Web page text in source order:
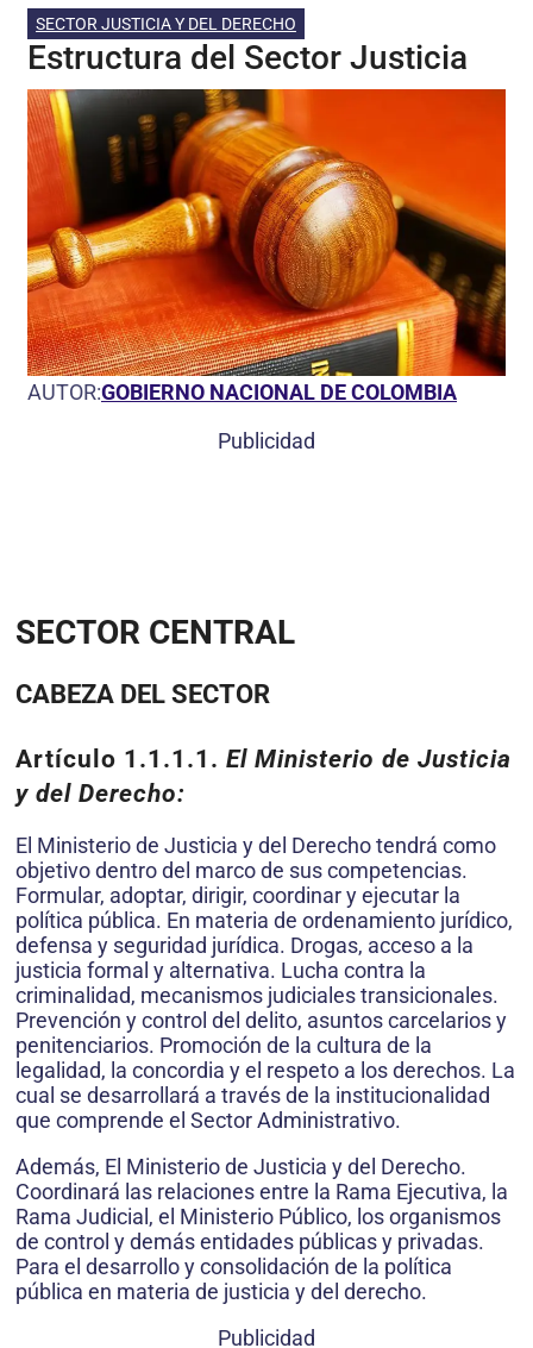
SECTOR JUSTICIA Y DEL DERECHO
Estructura del Sector Justicia
AUTOR:GOBIERNO NACIONAL DE COLOMBIA
Publicidad
SECTOR CENTRAL
CABEZA DEL SECTOR
Artículo 1.1.1.1. El Ministerio de Justicia
y del Derecho:
El Ministerio de Justicia y del Derecho tendrá como
objetivo dentro del marco de sus competencias.
Formular, adoptar, dirigir, coordinar y ejecutar la
política pública. En materia de ordenamiento jurídico,
defensa y seguridad jurídica. Drogas, acceso a la
justicia formal y alternativa. Lucha contra la
criminalidad, mecanismos judiciales transicionales.
Prevención y control del delito, asuntos carcelarios y
penitenciarios. Promoción de la cultura de la
legalidad, la concordia y el respeto a los derechos. La
cual se desarrollará a través de la institucionalidad
que comprende el Sector Administrativo.
Además, El Ministerio de Justicia y del Derecho.
Coordinará las relaciones entre la Rama Ejecutiva, la
Rama Judicial, el Ministerio Público, los organismos
de control y demás entidades públicas y privadas.
Para el desarrollo y consolidación de la política
pública en materia de justicia y del derecho.
Publicidad